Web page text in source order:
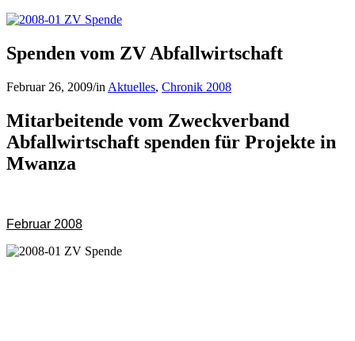
Spenden vom ZV Abfallwirtschaft
Februar 26, 2009/in Aktuelles, Chronik 2008
Mitarbeitende vom Zweckverband
Abfallwirtschaft spenden für Projekte in
Mwanza
Februar 2008